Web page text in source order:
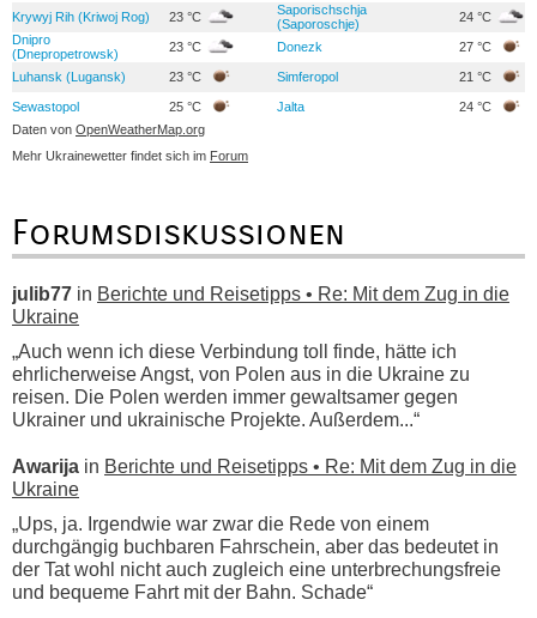
Krywyj Rih (Kriwoj Rog) 23 °C
Saporischschja
(Saporoschje)
24 °C
Dnipro
(Dnepropetrowsk)
23 °C Donezk 27 °C
Luhansk (Lugansk) 23 °C Simferopol 21 °C
Sewastopol 25 °C Jalta
24 °C
Daten von OpenWeatherMap.org
Mehr Ukrainewetter findet sich im Forum
Forumsdiskussionen
julib77 in Berichte und Reisetipps • Re: Mit dem Zug in die
Ukraine
„Auch wenn ich diese Verbindung toll finde, hätte ich
ehrlicherweise Angst, von Polen aus in die Ukraine zu
reisen. Die Polen werden immer gewaltsamer gegen
Ukrainer und ukrainische Projekte. Außerdem...“
Awarija in Berichte und Reisetipps • Re: Mit dem Zug in die
Ukraine
„Ups, ja. Irgendwie war zwar die Rede von einem
durchgängig buchbaren Fahrschein, aber das bedeutet in
der Tat wohl nicht auch zugleich eine unterbrechungsfreie
und bequeme Fahrt mit der Bahn. Schade“